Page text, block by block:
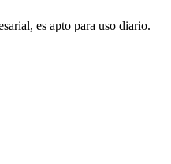
es apto para uso diario.